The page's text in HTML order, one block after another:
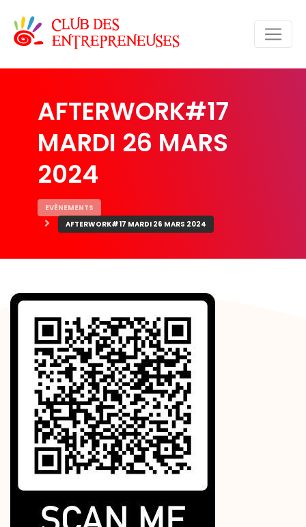
AFTERWORK#17
MARDI 26 MARS
2024
EVÈNEMENTS
AFTERWORK#17 MARDI 26 MARS 2024